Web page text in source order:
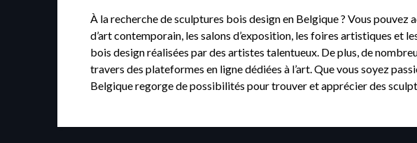
À la recherche de sculptures bois design en Belgique ? Vous
d’art contemporain, les salons d’exposition, les foires artistiques et
bois design réalisées par des artistes talentueux. De plus, de
travers des plateformes en ligne dédiées à l’art. Que vous soyez
Belgique regorge de possibilités pour trouver et apprécier des